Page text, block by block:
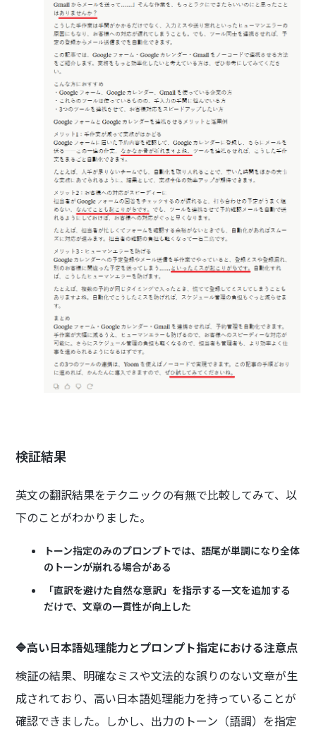
検証結果
英文の翻訳結果をテクニックの有無で比較してみて、以
下のことがわかりました。
トーン指定のみのプロンプトでは、語尾が単調になり全体
のトーンが崩れる場合がある
「直訳を避けた自然な意訳」を指示する一文を追加する
だけで、文章の一貫性が向上した
🔷高い日本語処理能力とプロンプト指定における注意点
検証の結果、明確なミスや文法的な誤りのない文章が生
成されており、高い日本語処理能力を持っていることが
確認できました。しかし、出力のトーン（語調）を指定